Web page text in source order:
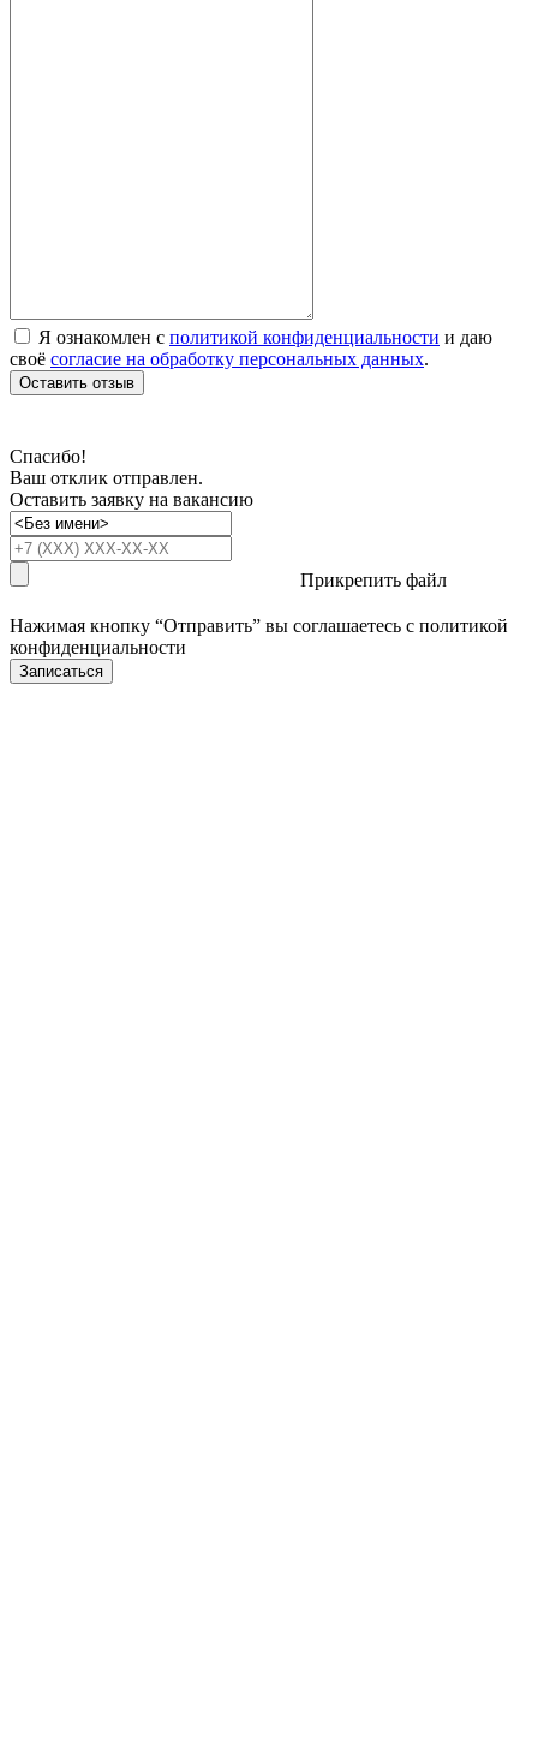
Я ознакомлен с политикой конфиденциальности и даю
своё согласие на обработку персональных данных.
Оставить отзыв
Спасибо!
Ваш отклик отправлен.
Оставить заявку на вакансию
Прикрепить файл
Нажимая кнопку “Отправить” вы соглашаетесь с политикой
конфиденциальности
Записаться